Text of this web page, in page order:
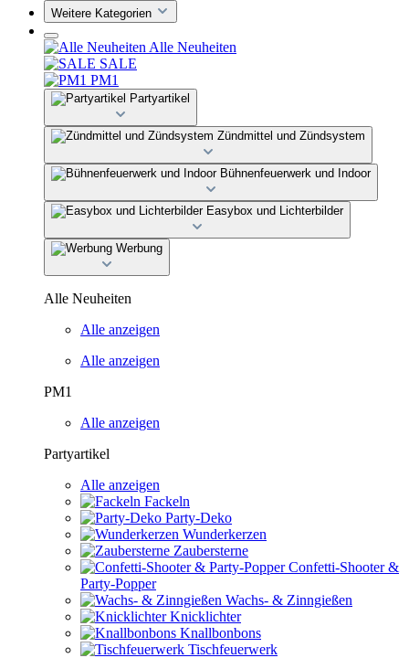
Weitere Kategorien
Alle Neuheiten
SALE
PM1
Partyartikel
Zündmittel und Zündsystem
Bühnenfeuerwerk und Indoor
Easybox und Lichterbilder
Werbung
Alle Neuheiten
Alle anzeigen
Alle anzeigen
PM1
Alle anzeigen
Partyartikel
Alle anzeigen
Fackeln
Party-Deko
Wunderkerzen
Zaubersterne
Confetti-Shooter &
Party-Popper
Wachs- & Zinngießen
Knicklichter
Knallbonbons
Tischfeuerwerk